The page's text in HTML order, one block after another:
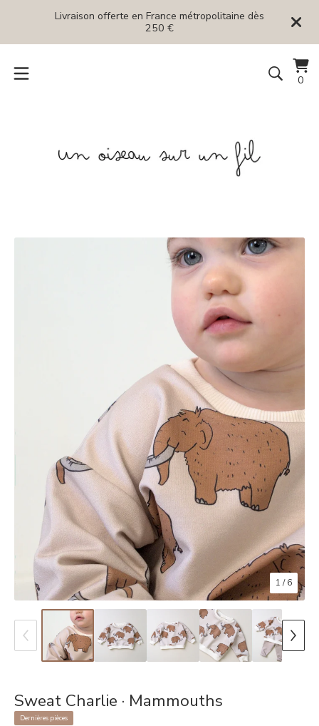
Livraison offerte en France métropolitaine dès
250 €
0
1 / 6
Sweat Charlie · Mammouths
Dernières pièces